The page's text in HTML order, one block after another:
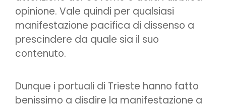
opinione. Vale quindi per qualsiasi
manifestazione pacifica di dissenso a
prescindere da quale sia il suo
contenuto.
Dunque i portuali di Trieste hanno fatto
benissimo a disdire la manifestazione a